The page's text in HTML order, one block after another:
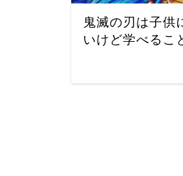
鬼滅の刃は子供
いけど学べるこ